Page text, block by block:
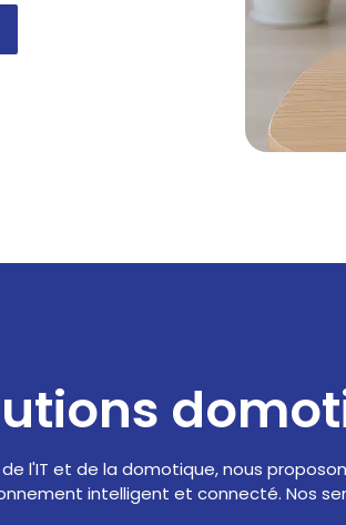
l'IT et de la domotique, nous
intelligent et connecté. Nos